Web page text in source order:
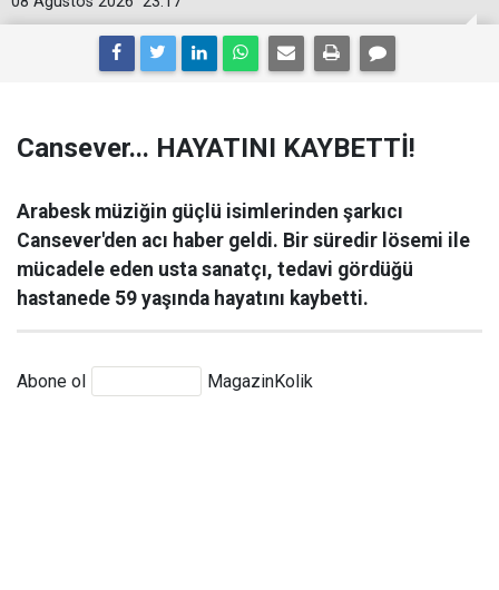
Cansever... HAYATINI KAYBETTİ!
Arabesk müziğin güçlü isimlerinden şarkıcı
Cansever'den acı haber geldi. Bir süredir lösemi ile
mücadele eden usta sanatçı, tedavi gördüğü
hastanede 59 yaşında hayatını kaybetti.
Abone ol MagazinKolik